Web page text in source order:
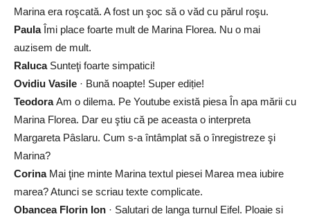
Marina era roşcată. A fost un şoc să o văd cu părul roşu.
Paula Îmi place foarte mult de Marina Florea. Nu o mai
auzisem de mult.
Raluca Sunteţi foarte simpatici!
Ovidiu Vasile · Bună noapte! Super ediție!
TeodoraAm o dilema. Pe Youtube există piesa În apa mării cu
Marina Florea. Dar eu ştiu că pe aceasta o interpreta
Margareta Pâslaru. Cum s-a întâmplat să o înregistreze şi
Marina?
Corina Mai ţine minte Marina textul piesei Marea mea iubire
marea? Atunci se scriau texte complicate.
Obancea Florin Ion · Salutari de langa turnul Eifel. Ploaie si